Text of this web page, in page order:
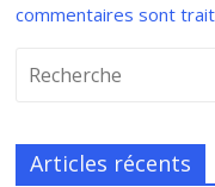
commentaires sont
Articles récents